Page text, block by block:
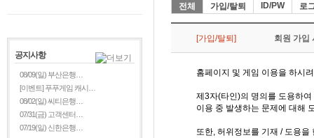
공지사항
08/09(일) 부산은행…
[이벤트] 푸푸게임 캐시…
08/02(일) 씨티은행…
07/31(금) 고객센터…
07/19(일) 신한은행…
전체 가입/탈퇴 ID/PW 로
[가입/탈퇴] 회원 가입
홈페이지 및 게임 이용을 하시
제3자(타인)의 명의를 도용하
이용 중 발생하는 문제에 대해
또한, 허위정보를 기재 / 도용